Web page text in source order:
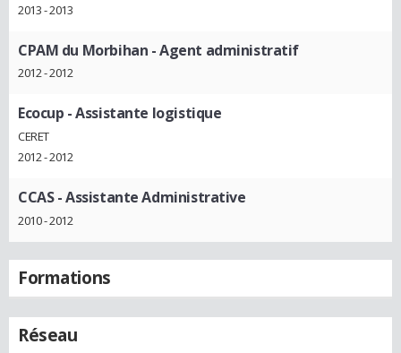
2013 - 2013
CPAM du Morbihan - Agent administratif
2012 - 2012
Ecocup - Assistante logistique
CERET
2012 - 2012
CCAS- Assistante Administrative
2010 - 2012
Formations
Réseau